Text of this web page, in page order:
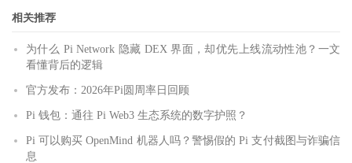
相关推荐
为什么 Pi Network 隐藏 DEX 界面，却优先上线流动性池？一文
看懂背后的逻辑
官方发布：2026年Pi圆周率日回顾
Pi 钱包：通往 Pi Web3 生态系统的数字护照？
Pi 可以购买 OpenMind 机器人吗？警惕假的 Pi 支付截图与诈骗信
息